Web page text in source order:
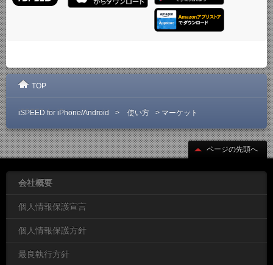
TOP
iSPEED for iPhone/Android > 使い方 > マーケット
ページの先頭へ
会社概要
個人情報保護宣言
個人情報保護方針
最良執行方針